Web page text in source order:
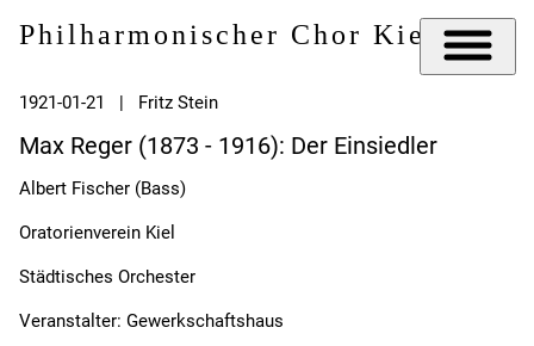
Philharmonischer Chor Kiel e.V.
1921-01-21 | Fritz Stein
Max Reger (1873 - 1916): Der Einsiedler
Albert Fischer (Bass)
Oratorienverein Kiel
Städtisches Orchester
Veranstalter: Gewerkschaftshaus